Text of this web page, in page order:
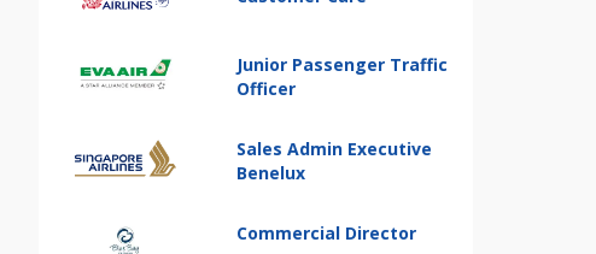
Junior Passenger Traffic
Officer
Sales Admin Executive
Benelux
Commercial Director